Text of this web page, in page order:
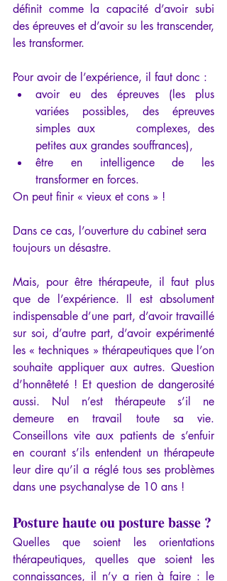
définit comme la capacité d’avoir subi
des épreuves et d’avoir su les transcender,
les transformer.
Pour avoir de l’expérience, il faut donc :
avoir eu des épreuves (les plus
variées possibles, des épreuves
simples aux      complexes, des
petites aux grandes souffrances),
être en intelligence de les
transformer en forces.
On peut finir « vieux et cons » !
Dans ce cas, l’ouverture du cabinet sera
toujours un désastre.
Mais, pour être thérapeute, il faut plus
que de l’expérience. Il est absolument
indispensable d’une part, d’avoir travaillé
sur soi, d’autre part, d’avoir expérimenté
les « techniques » thérapeutiques que l’on
souhaite appliquer aux autres. Question
d’honnêteté ! Et question de dangerosité
aussi. Nul n’est thérapeute s’il ne
demeure en travail toute sa vie.
Conseillons vite aux patients de s’enfuir
en courant s’ils entendent un thérapeute
leur dire qu’il a réglé tous ses problèmes
dans une psychanalyse de 10 ans !
Posture haute ou posture basse ?
Quelles que soient les orientations
thérapeutiques, quelles que soient les
connaissances, il n’y a rien à faire : le